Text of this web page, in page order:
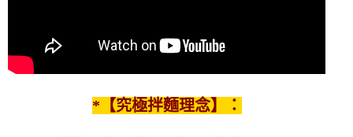
*【究極拌麵理念】：